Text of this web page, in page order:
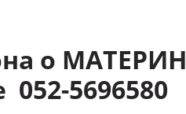
о
5696580